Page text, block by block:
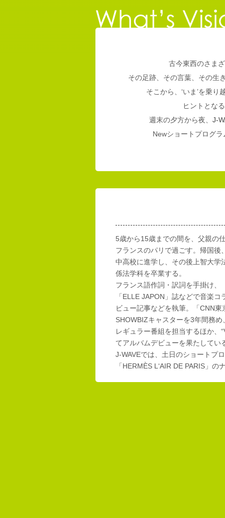
古今東西のさま
その足跡、その言葉、その生
そこから、‘いま’を乗
ヒントとな
週末の夕方から夜、 J-
Newショートプログ
5歳から15歳までの間を、父親の
フランスのパリで過ごす。帰国後
中高校に進学し、その後上智大学
係法学科を卒業する。
フランス語作詞・訳詞を手掛け、
「ELLE JAPON」誌などで音楽コ
ビュー記事などを執筆。「CNN東
SHOWBIZキャスターを3年間務め
レギュラー番組を担当するほか、
てアルバムデビューを果たしてい
J-WAVEでは、土日のショートプ
「HERMÈS L‘AIR DE PARIS」